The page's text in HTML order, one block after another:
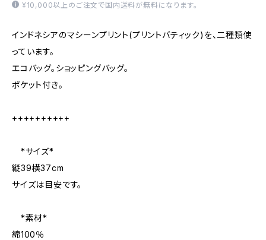
¥10,000以上のご注文で国内送料が無料になります。
インドネシアのマシーンプリント(プリントバティック)を、二種類使
っています。
エコバッグ。ショッピングバッグ。
ポケット付き。
++++++++++
*サイズ*
縦39横37cm
サイズは目安です。
*素材*
綿100％